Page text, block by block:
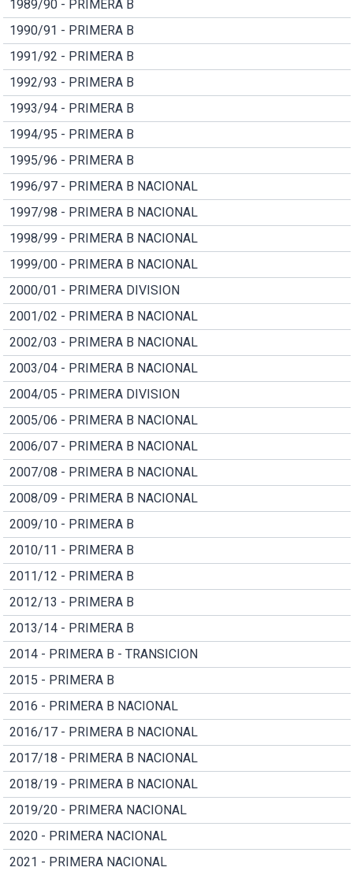
1989/90 - PRIMERA B
1990/91 - PRIMERA B
1991/92 - PRIMERA B
1992/93 - PRIMERA B
1993/94 - PRIMERA B
1994/95 - PRIMERA B
1995/96 - PRIMERA B
1996/97 - PRIMERA B NACIONAL
1997/98 - PRIMERA B NACIONAL
1998/99 - PRIMERA B NACIONAL
1999/00 - PRIMERA B NACIONAL
2000/01 - PRIMERA DIVISION
2001/02 - PRIMERA B NACIONAL
2002/03 - PRIMERA B NACIONAL
2003/04 - PRIMERA B NACIONAL
2004/05 - PRIMERA DIVISION
2005/06 - PRIMERA B NACIONAL
2006/07 - PRIMERA B NACIONAL
2007/08 - PRIMERA B NACIONAL
2008/09 - PRIMERA B NACIONAL
2009/10 - PRIMERA B
2010/11 - PRIMERA B
2011/12 - PRIMERA B
2012/13 - PRIMERA B
2013/14 - PRIMERA B
2014 - PRIMERA B - TRANSICION
2015 - PRIMERA B
2016 - PRIMERA B NACIONAL
2016/17 - PRIMERA B NACIONAL
2017/18 - PRIMERA B NACIONAL
2018/19 - PRIMERA B NACIONAL
2019/20 - PRIMERA NACIONAL
2020 - PRIMERA NACIONAL
2021 - PRIMERA NACIONAL